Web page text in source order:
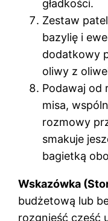
gładkości.
Zestaw
bazylię i
dodatkowy
oliwy z
Podawaj od
misa,
rozmowy
smakuje
bagietką
Wskazówka
budżetową lub
rozgnieść część